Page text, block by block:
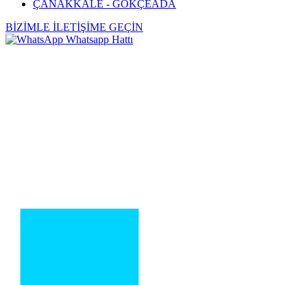
ÇANAKKALE - GÖKÇEADA
BİZİMLE İLETİŞİME GEÇİN
Whatsapp Hattı